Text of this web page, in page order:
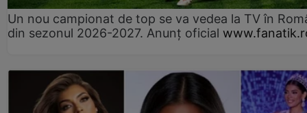
Un nou campionat de top se va vedea la TV în
din sezonul 2026-2027. Anunț oficial